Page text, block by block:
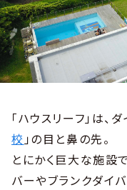
「ハウスリーフ」は、
校」の目と鼻の先。
とにかく巨大な施設
バーやブランクダイ